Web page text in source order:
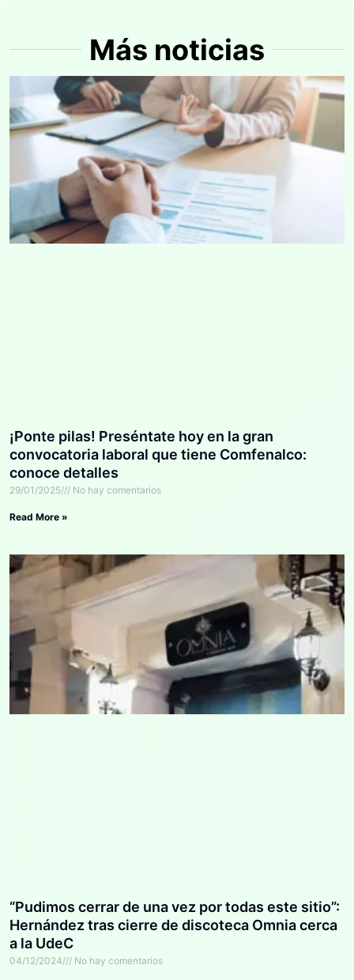
Más noticias
¡Ponte pilas! Preséntate hoy en la gran
convocatoria laboral que tiene Comfenalco:
conoce detalles
29/01/2025 No hay comentarios
Read More »
“Pudimos cerrar de una vez por todas este sitio”:
Hernández tras cierre de discoteca Omnia cerca
a la UdeC
04/12/2024 No hay comentarios